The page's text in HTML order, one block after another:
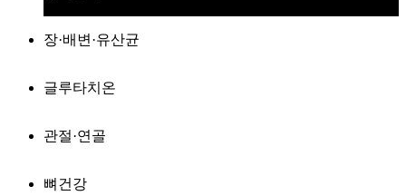
장·배변·유산균
글루타치온
관절·연골
뼈건강